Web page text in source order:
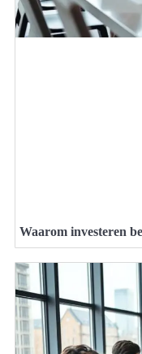
Waarom investeren